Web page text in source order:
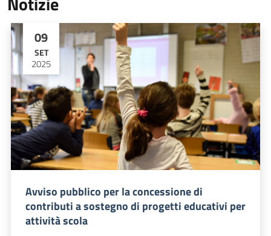
09
SET
2025
Avviso pubblico per la concessione di
contributi a sostegno di progetti educativi per
attività scola